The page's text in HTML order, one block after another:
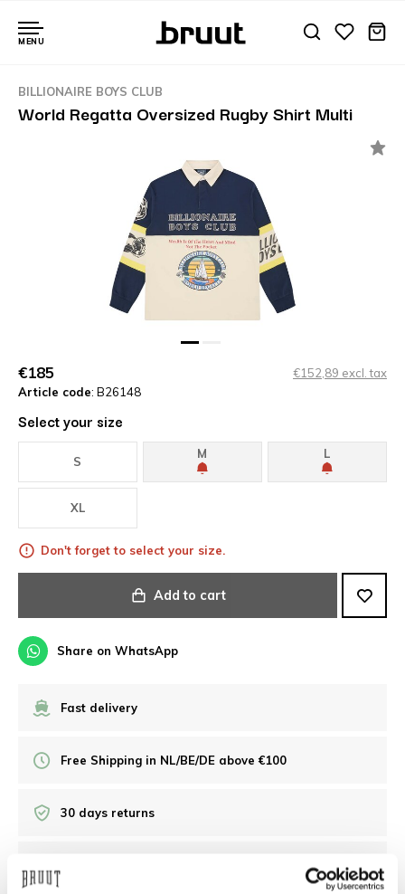
MENU
BILLIONAIRE BOYS CLUB
World Regatta Oversized Rugby Shirt Multi
€185
€152,89 excl. tax
Article code: B26148
Select your size
S
M L
XL
Don't forget to select your size.
Add to cart
Share on WhatsApp
Fast delivery
Free Shipping in NL/BE/DE above €100
30 days returns